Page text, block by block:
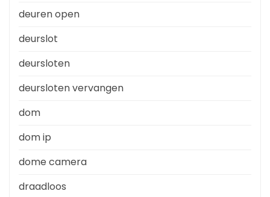
deuren open
deurslot
deursloten
deursloten vervangen
dom
dom ip
dome camera
draadloos